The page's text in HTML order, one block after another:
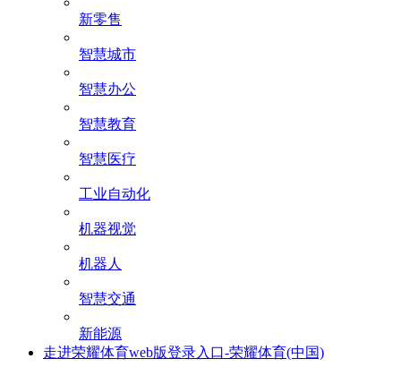
新零售
智慧城市
智慧办公
智慧教育
智慧医疗
工业自动化
机器视觉
机器人
智慧交通
新能源
走进荣耀体育web版登录入口-荣耀体育(中国)